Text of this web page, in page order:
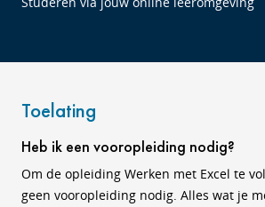
Toelating
Heb ik een vooropleiding nodig?
Om de opleiding Werken met Excel te
geen vooropleiding nodig. Alles wat je